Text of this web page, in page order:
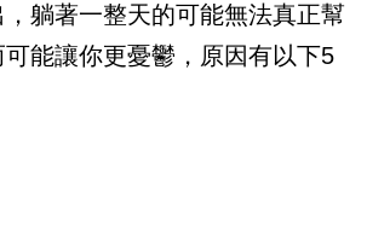
，躺著一整天的可能無法真正幫
能讓你更憂鬱，原因有以下5